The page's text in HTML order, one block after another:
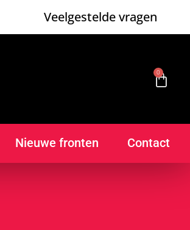
Veelgestelde vragen
0
Nieuwe fronten Contact